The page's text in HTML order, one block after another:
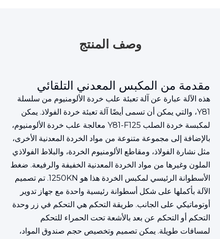
وصف المنتج
مقدمة من المكبس المعدني التلقائي
هذه الآلة عبارة عن آلة تعبئة علب خردة الألومنيوم من سلسلة
Y81، والتي يمكن أن تسمى أيضًا آلة تعبئة خردة الفولاذ. يمكن
لمكبسة خردة الصلب Y81-F125 معالجة علب خردة الألومنيوم،
بالإضافة إلى مجموعة متنوعة من مواد الخردة المعدنية الأخرى،
مثل نشارة الفولاذ، ومقاطع الألومنيوم الخردة، والبلاط الفولاذي
الملون وغيرها من مواد الخردة المعدنية الخفيفة والرفيعة. ضغط
الأسطوانة الرئيسي لمكبس الخردة هذا هو 1250KN. تم تصميم
الآلة بأكملها على شكل أسطوانة رئيسية واحدة مع جهاز تدوير
أوتوماتيكي على الجانب. طريقة التحكم هي التحكم في زر وحدة
التحكم أو التحكم عن بعد بالأشعة تحت الحمراء للتحكم
لمسافات طويلة. يمكن تصميم وتخصيص حجم صندوق المواد،